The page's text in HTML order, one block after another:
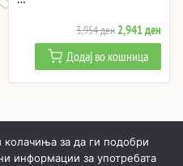
ден.
3,954ден Original
price
was:
3,954 ден.
2,941ден
price
is:
Додај во кошница
за да ги подобри
информации за употребата